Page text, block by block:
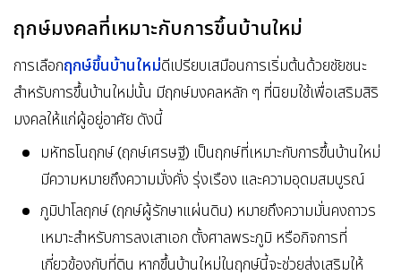
ฤกษ์มงคลที่เหมาะกับการขึ้นบ้านใหม่
การเลือกฤกษ์ขึ้นบ้านใหม่ดีเปรียบเสมือนการเริ่มต้นด้วยชัยชนะ
สำหรับการขึ้นบ้านใหม่นั้น มีฤกษ์มงคลหลัก ๆ ที่นิยมใช้เพื่อเสริมสิริ
มงคลให้แก่ผู้อยู่อาศัย ดังนี้
มหัทธโนฤกษ์ (ฤกษ์เศรษฐี) เป็นฤกษ์ที่เหมาะกับการขึ้นบ้านใหม่
มีความหมายถึงความมั่งคั่ง รุ่งเรือง และความอุดมสมบูรณ์
ภูมิปาโลฤกษ์ (ฤกษ์ผู้รักษาแผ่นดิน) หมายถึงความมั่นคงถาวร
เหมาะสำหรับการลงเสาเอก ตั้งศาลพระภูมิ หรือกิจการที่
เกี่ยวข้องกับที่ดิน หากขึ้นบ้านใหม่ในฤกษ์นี้จะช่วยส่งเสริมให้